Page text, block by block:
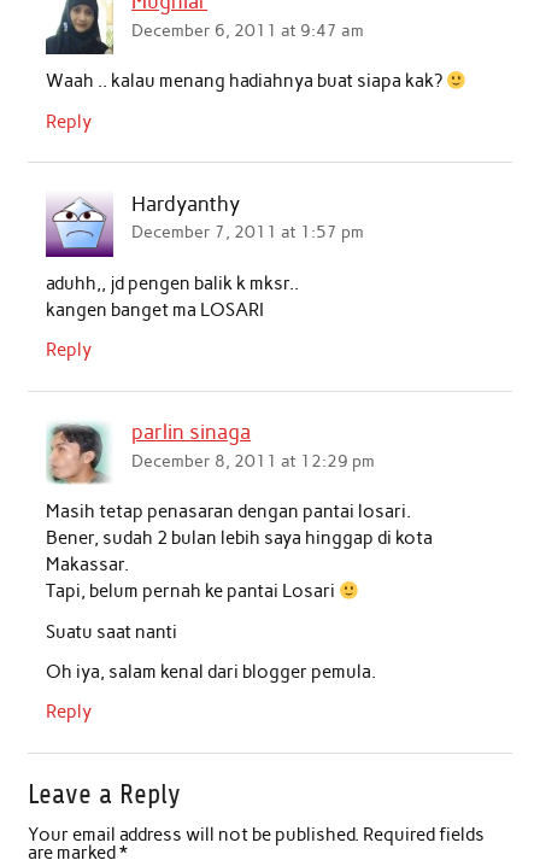
December 6, 2011 at 9:47 am
Waah .. kalau menang hadiahnya buat siapa kak?
Reply
Hardyanthy
December 7, 2011 at 1:57 pm
aduhh,, jd pengen balik k mksr..
kangen banget ma LOSARI
Reply
parlin sinaga
December 8, 2011 at 12:29 pm
Masih tetap penasaran dengan pantai losari.
Bener, sudah 2 bulan lebih saya hinggap di kota
Makassar.
Tapi, belum pernah ke pantai Losari
Suatu saat nanti
Oh iya, salam kenal dari blogger pemula.
Reply
Leave a Reply
Your email address will not be published. Required fields
are marked*